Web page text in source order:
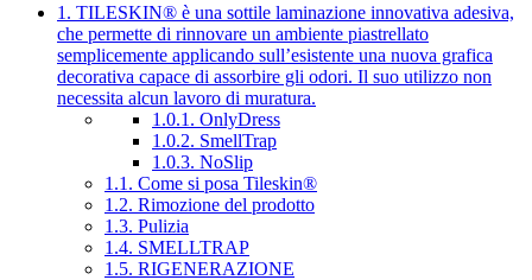
1. TILESKIN® è una sottile laminazione innovativa adesiva,
che permette di rinnovare un ambiente piastrellato
semplicemente applicando sull’esistente una nuova grafica
decorativa capace di assorbire gli odori. Il suo utilizzo non
necessita alcun lavoro di muratura.
1.0.1. OnlyDress
1.0.2. SmellTrap
1.0.3. NoSlip
1.1. Come si posa Tileskin®
1.2. Rimozione del prodotto
1.3. Pulizia
1.4. SMELLTRAP
1.5. RIGENERAZIONE